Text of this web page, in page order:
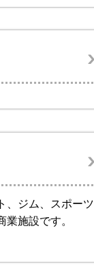
、ジム、スポーツ
施設です。